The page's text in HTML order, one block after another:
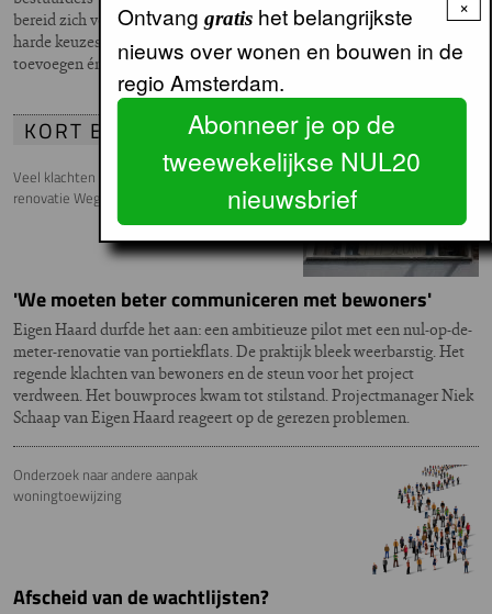
bereid zich verder in de schulden te steken. Maar dan nog blijven
harde keuzes onvermijdelijk. Tussen verduurzamen, woningen
toevoegen én huren betaalbaar houden.
KORT BESTEK
Veel klachten over nul-op-de-meter-
renovatie Wegener Sleeswijkbuurt
'We moeten beter communiceren met bewoners'
Eigen Haard durfde het aan: een ambitieuze pilot met een nul-op-de-
meter-renovatie van portiekflats. De praktijk bleek weerbarstig. Het
regende klachten van bewoners en de steun voor het project
verdween. Het bouwproces kwam tot stilstand. Projectmanager Niek
Schaap van Eigen Haard reageert op de gerezen problemen.
Onderzoek naar andere aanpak
woningtoewijzing
Afscheid van de wachtlijsten?
×
Ontvang gratishet belangrijkste
nieuws over wonen en bouwen in de
regio Amsterdam.
Abonneer je op de
tweewekelijkse NUL20
nieuwsbrief